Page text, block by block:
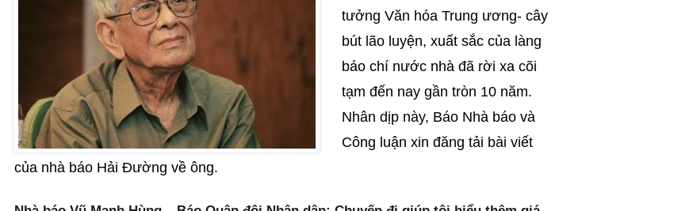
tưởng Văn hóa Trung ương- cây
bút lão luyện, xuất sắc của làng
báo chí nước nhà đã rời xa cõi
tạm đến nay gần tròn 10 năm.
Nhân dịp này, Báo Nhà báo và
Công luận xin đăng tải bài viết
của nhà báo Hải Đường về ông.